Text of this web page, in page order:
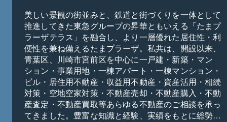
美しい景観の街並みと、鉄道と街づくりを一体として
推進してきた東急グループの昇華ともいえる「たまプ
ラーザテラス」を融合し、より一層優れた居住性・利
便性を兼ね備えるたまプラーザ。私共は、開設以来、
青葉区、川崎市宮前区を中心に一戸建・新築・マン
ション・事業用地・一棟アパート・一棟マンション・
ビル・居住用不動産・収益用不動産・資産活用・相続
対策・空地空家対策・不動産売却・不動産購入・不動
産査定・不動産買取等あらゆる不動産のご相談を承っ
てきました。豊富な知識と経験、実績をもとに総勢５